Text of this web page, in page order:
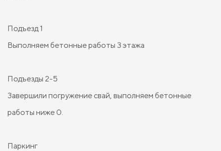
Подъезд 1
Выполняем бетонные работы 3 этажа
Подъезды 2-5
Завершили погружение свай, выполняем бетонные
работы ниже 0.
Паркинг